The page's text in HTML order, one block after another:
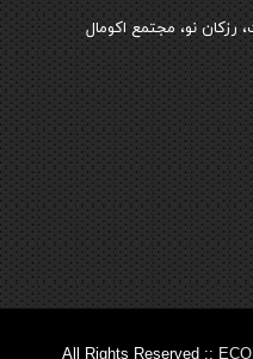
نو، مجتمع اکومال